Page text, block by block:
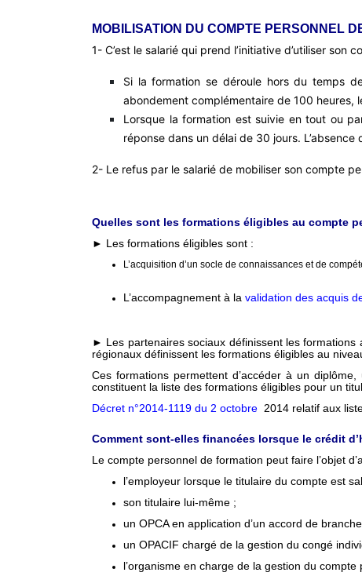
MOBILISATION DU COMPTE PERSONNEL
1- C’est le salarié qui prend l’initiative d’utiliser
Si la formation se déroule hors du temps
abondement complémentaire de 100 heures,
Lorsque la formation est suivie en tout ou
réponse dans un délai de 30 jours.
2- Le refus par le salarié de mobiliser son compte
Quelles sont les formations éligibles au compte
► Les formations éligibles sont :
L’acquisition d’un socle de connaissances et de
L’accompagnement à la validation des acquis
► Les partenaires sociaux définissent les
régionaux définissent les formations éligibles au
Ces formations permettent d’accéder à un
constituent la liste des formations éligibles pour un
Décret n°2014-1119 du 2 octobre 2014 relatif aux
Comment sont-elles financées lorsque le crédit
Le compte personnel de formation peut faire l’objet
l’employeur lorsque le titulaire du compte est
son titulaire lui-même ;
un OPCA en application d’un accord de
un OPACIF chargé de la gestion du congé
l’organisme en charge de la gestion du